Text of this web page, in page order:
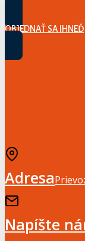
OBJEDNAŤ SA IHNEĎ
Adresa
Napíšte